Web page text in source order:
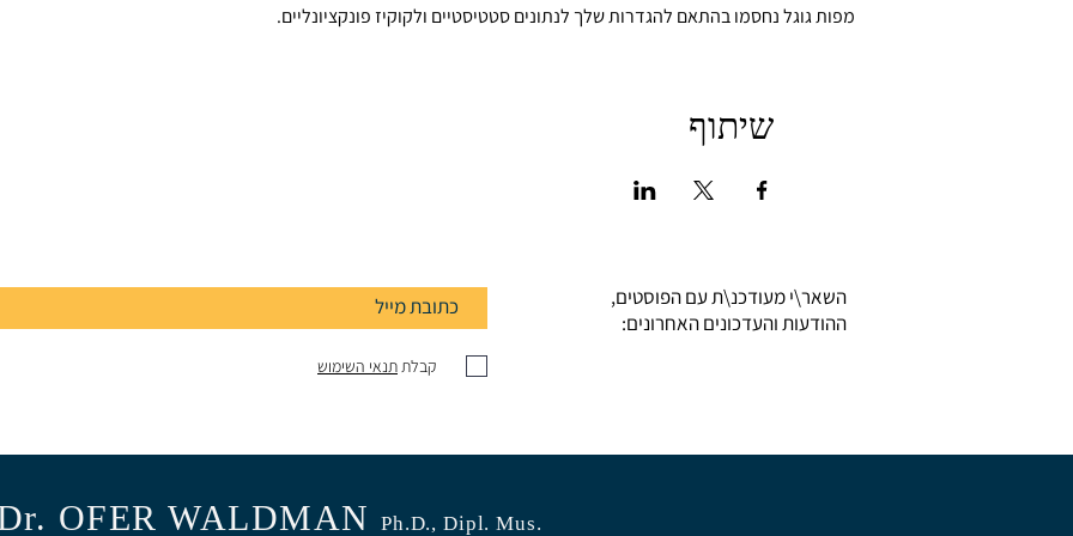
מפות גוגל נחסמו בהתאם להגדרות שלך לנתונים סטטיסטיים ולקוקיז פונקציונליים.
שיתוף
השאר\י מעודכנ\ת עם הפוסטים,
ההודעות והעדכונים האחרונים:
קבלתתנאי השימוש
OFER WALDMANPh.D., Dipl. Mus.